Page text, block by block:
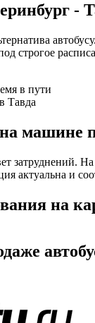
-
строгое
в пути
Тавда
машине
затруднений. На
актуальна и
на